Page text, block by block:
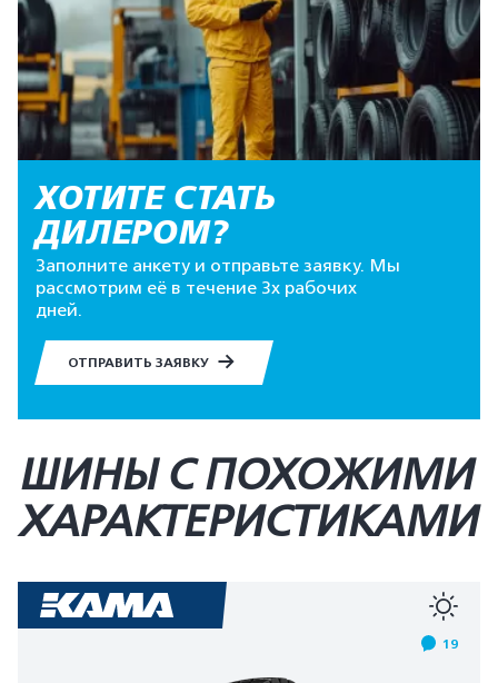
ХОТИТЕ СТАТЬ
ДИЛЕРОМ?
Заполните анкету и отправьте заявку. Мы
рассмотрим её в течение 3х рабочих
дней.
ОТПРАВИТЬ ЗАЯВКУ
ШИНЫ С ПОХОЖИМИ
ХАРАКТЕРИСТИКАМИ
19